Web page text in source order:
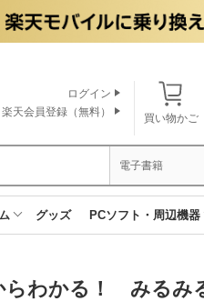
買い物かご
ログイン
楽天会員登録（無料）
電子書籍
グッズ PCソフト・周辺機器
らわかる！ みるみ